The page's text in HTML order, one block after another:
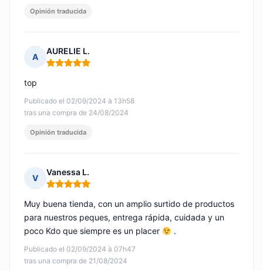
Opinión traducida
A
AURELIE L.
Nota: 5 de 5
Publicado el 02/09/2024 à 13h58
tras una compra de 24/08/2024
top
Opinión traducida
V
Vanessa L.
Nota: 5 de 5
Publicado el 02/09/2024 à 07h47
tras una compra de 21/08/2024
Muy buena tienda, con un amplio surtido de productos
para nuestros peques, entrega rápida, cuidada y un
poco Kdo que siempre es un placer
.